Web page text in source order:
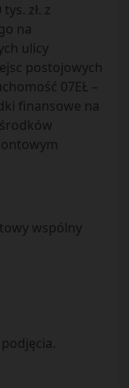
zł. z
na
ulicy
postojowych
07EŁ –
finansowe na
wspólny